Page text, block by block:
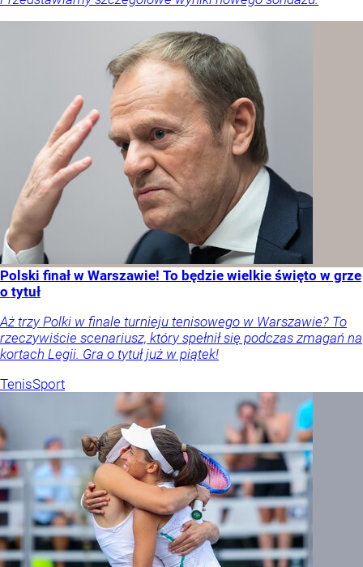
Polski finał w Warszawie! To będzie wielkie święto w grze
o tytuł
Aż trzy Polki w finale turnieju tenisowego w Warszawie? To
rzeczywiście scenariusz, który spełnił się podczas zmagań na
kortach Legii. Gra o tytuł już w piątek!
TenisSport